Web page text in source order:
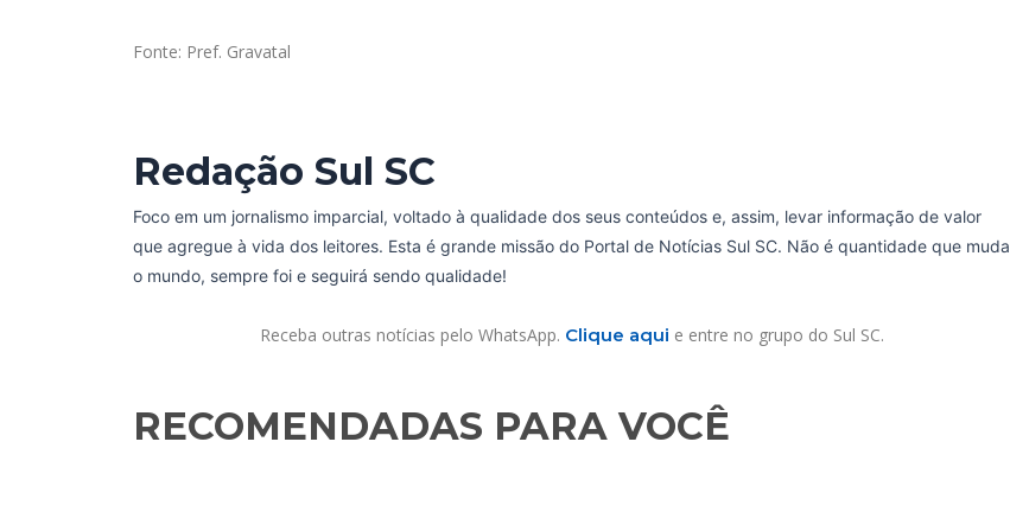
Fonte: Pref. Gravatal
Redação Sul SC
Foco em um jornalismo imparcial, voltado à qualidade dos seus conteúdos e, assim, levar informação de valor
que agregue à vida dos leitores. Esta é grande missão do Portal de Notícias Sul SC. Não é quantidade que muda
o mundo, sempre foi e seguirá sendo qualidade!
Receba outras notícias pelo WhatsApp. Clique aqui e entre no grupo do Sul SC.
RECOMENDADAS PARA VOCÊ​